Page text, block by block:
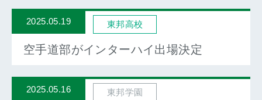
2025.05.19 東邦高校
空手道部がインターハイ出場決定
2025.05.16 東邦学園